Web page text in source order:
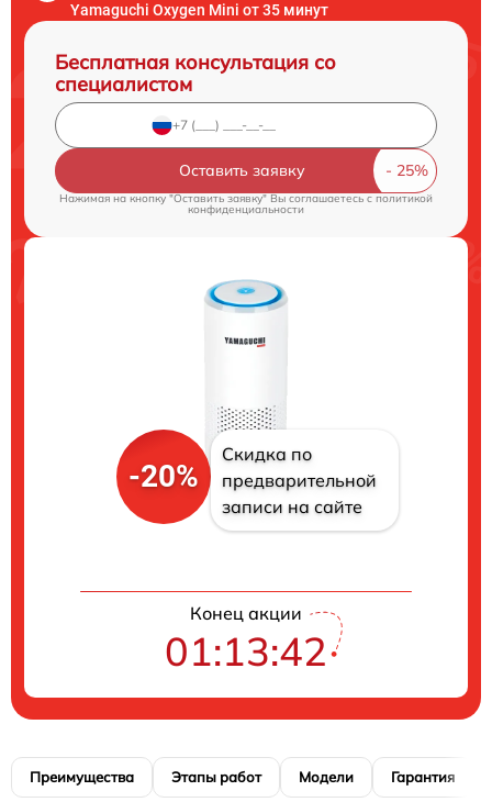
Yamaguchi Oxygen Mini от 35 минут
Бесплатная консультация со
специалистом
Оставить заявку
Нажимая на кнопку "Оставить заявку" Вы соглашаетесь cполитикой
конфиденциальности
-20%
Скидка по
предварительной
записи на сайте
Конец акции
01:13:41
Преимущества Этапы работ Модели Гарантия